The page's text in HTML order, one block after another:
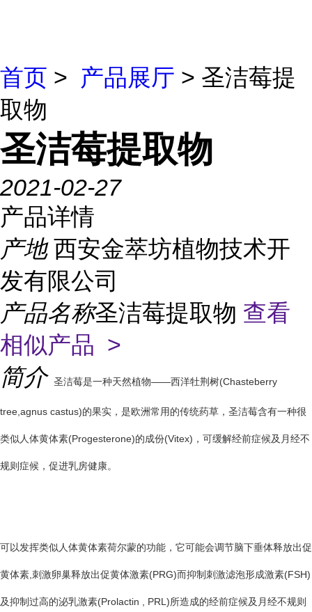
首页 > 产品展厅 > 圣洁莓提
取物
圣洁莓提取物
2021-02-27
产品详情
产地 西安金萃坊植物技术开
发有限公司
产品名称圣洁莓提取物 查看
相似产品 >
简介 圣洁莓是一种天然植物——西洋牡荆树(Chasteberry
tree,agnus castus)的果实，是欧洲常用的传统药草，圣洁莓含有一种很
类似人体黄体素(Progesterone)的成份(Vitex)，可缓解经前症候及月经不
规则症候，促进乳房健康。
可以发挥类似人体黄体素荷尔蒙的功能，它可能会调节脑下垂体释放出促
黄体素,刺激卵巢释放出促黄体激素(PRG)而抑制刺激滤泡形成激素(FSH)
及抑制过高的泌乳激素(Prolactin , PRL)所造成的经前症候及月经不规则